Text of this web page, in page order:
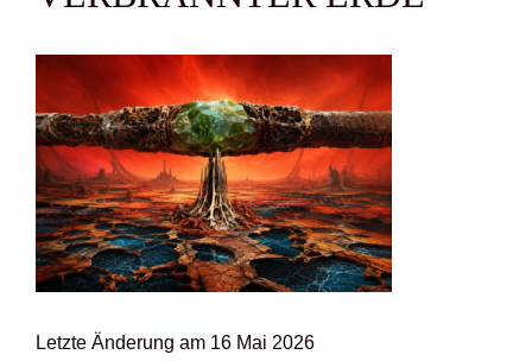
Letz­te Ände­rung am 16 Mai 2026